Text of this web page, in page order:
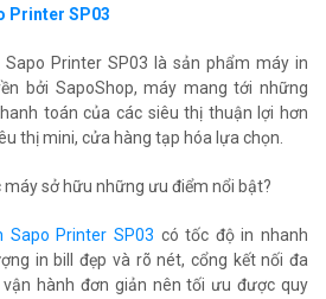
Printer SP03
Printer SP03 là sản phẩm máy in
bởi SapoShop, máy mang tới những
toán của các siêu thị thuận lợi hơn
thị mini, cửa hàng tạp hóa lựa chọn.
máy sở hữu những ưu điểm nổi bật?
Sapo Printer SP03 có tốc độ in nhanh
in bill đẹp và rõ nét, cổng kết nối đa
hành đơn giản nên tối ưu được quy